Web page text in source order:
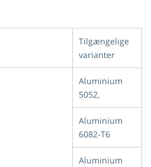
Tilgængelige
varianter
Aluminium
5052,
Aluminium
6082-T6
Aluminium